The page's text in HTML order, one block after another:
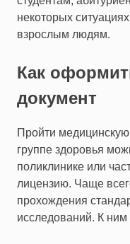
некоторых
взрослым людям.
Как
документ
Пройти
группе здоровья
поликлинике или
лицензию. Чаще
прохождения
исследований. К ним